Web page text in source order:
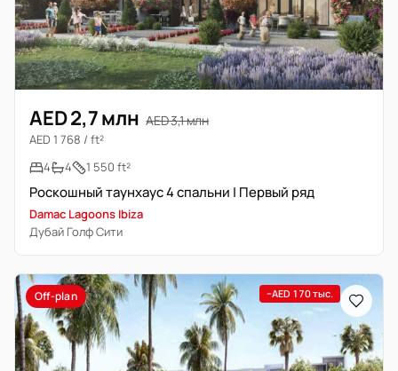
AED 2,7 млн AED 3,1 млн
AED 1 768 / ft²
4
4 1 550 ft²
Роскошный таунхаус 4 спальни | Первый ряд
Damac Lagoons Ibiza
Дубай Голф Сити
Off-plan −AED 170 тыс.